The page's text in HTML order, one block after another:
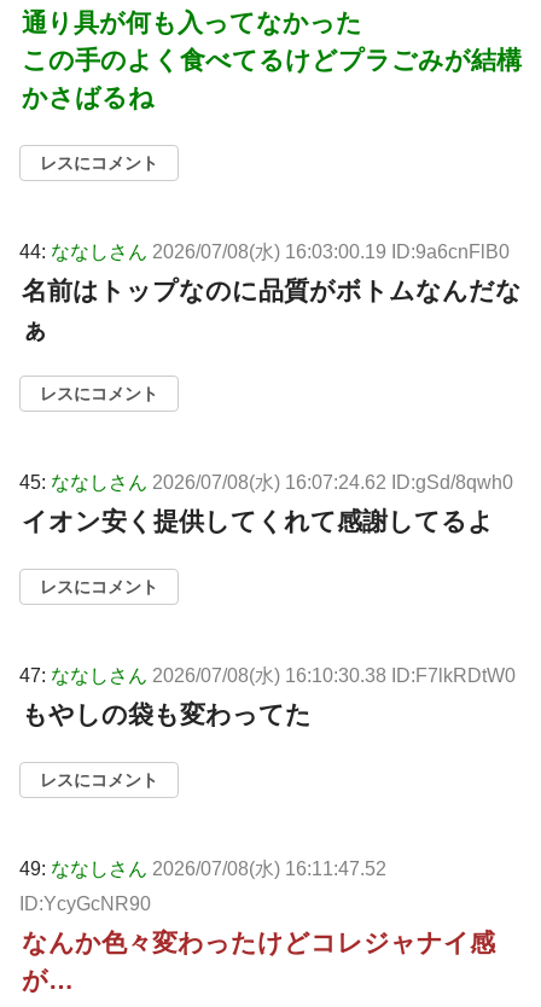
通り具が何も入ってなかった
この手のよく食べてるけどプラごみが結構
かさばるね
レスにコメント
44: ななしさん 2026/07/08(水) 16:03:00.19 ID:9a6cnFlB0
名前はトップなのに品質がボトムなんだな
ぁ
レスにコメント
45: ななしさん 2026/07/08(水) 16:07:24.62 ID:gSd/8qwh0
イオン安く提供してくれて感謝してるよ
レスにコメント
47: ななしさん 2026/07/08(水) 16:10:30.38 ID:F7lkRDtW0
もやしの袋も変わってた
レスにコメント
49: ななしさん 2026/07/08(水) 16:11:47.52
ID:YcyGcNR90
なんか色々変わったけどコレジャナイ感
が…